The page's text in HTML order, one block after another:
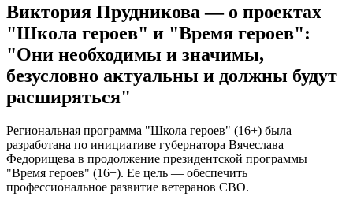
Есть погибшие: в Ставропольском районе столкнулись две
моторные лодки
08.08.2026 | 20:33
Вячеслав Федорищев – в топ-3 губернаторов по количеству
подписчиков в "МАКСе"
08.08.2026 | 20:01
Состав ХК ЦСК ВВС пополнили два нападающих
08.08.2026 | 19:39
Вячеслав Федорищев: "В Самарской области сильные,
спортивные и талантливые люди"
08.08.2026 | 19:11
8 августа самарские "Крылья Советов" на домашнем стадионе
уступили "Балтике"
08.08.2026 | 18:41
Виктория Прудникова — о проектах
"Школа героев" и "Время героев":
"Они необходимы и значимы,
безусловно актуальны и должны будут
расширяться"
Региональная программа "Школа героев" (16+) была
разработана по инициативе губернатора Вячеслава
Федорищева в продолжение президентской программы
"Время героев" (16+). Ее цель — обеспечить
профессиональное развитие ветеранов СВО.